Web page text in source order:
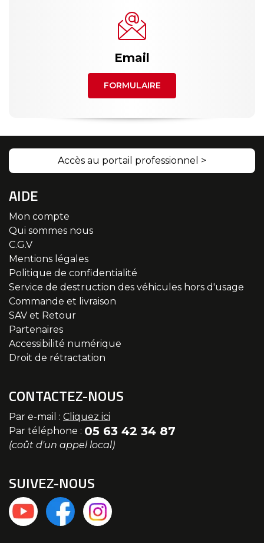
Email
FORMULAIRE
Accès au portail professionnel >
AIDE
Mon compte
Qui sommes nous
C.G.V
Mentions légales
Politique de confidentialité
Service de destruction des véhicules hors d'usage
Commande et livraison
SAV et Retour
Partenaires
Accessibilité numérique
Droit de rétractation
CONTACTEZ-NOUS
Par e-mail : Cliquez ici
Par téléphone : 05 63 42 34 87
(coût d'un appel local)
SUIVEZ-NOUS